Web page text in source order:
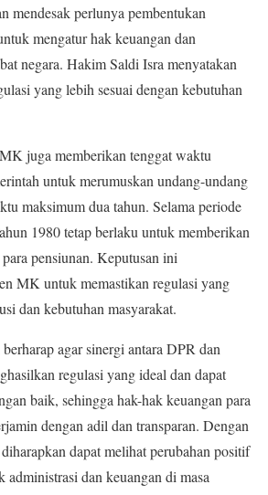
mendesak perlunya pembentukan
mengatur hak keuangan dan
negara. Hakim Saldi Isra menyatakan
yang lebih sesuai dengan kebutuhan
juga memberikan tenggat waktu
untuk merumuskan undang-undang
maksimum dua tahun. Selama periode
1980 tetap berlaku untuk memberikan
pensiunan. Keputusan ini
MK untuk memastikan regulasi yang
dan kebutuhan masyarakat.
agar sinergi antara DPR dan
regulasi yang ideal dan dapat
baik, sehingga hak-hak keuangan para
dengan adil dan transparan. Dengan
dapat melihat perubahan positif
administrasi dan keuangan di masa